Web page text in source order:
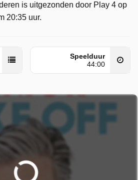
is uitgezonden door Play 4 op
20:35 uur.
Speelduur
44:00